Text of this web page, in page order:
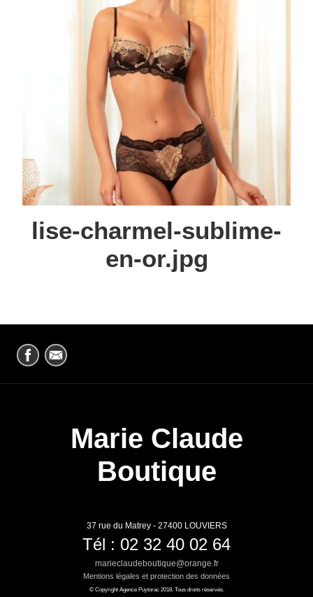
lise-charmel-sublime-
en-or.jpg
Marie Claude
Boutique
37 rue du Matrey - 27400 LOUVIERS
Tél : 02 32 40 02 64
marieclaudeboutique@orange.fr
Mentions légales et protection des données
© Copyright Agence Puytorac 2018. Tous droits réservés.